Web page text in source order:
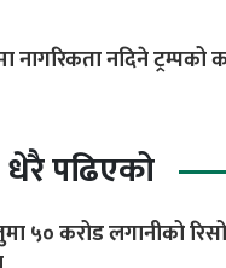
नदिने ट्रम्पको
धेरै पढिएको
५० करोड लगानीको